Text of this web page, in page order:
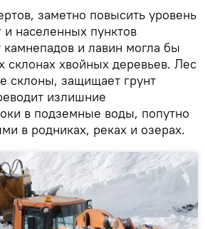
заметно повысить уровень
населенных пунктов
камнепадов и лавин могла бы
склонах хвойных деревьев. Лес
склоны, защищает грунт
излишние
в подземные воды, попутно
в родниках, реках и озерах.